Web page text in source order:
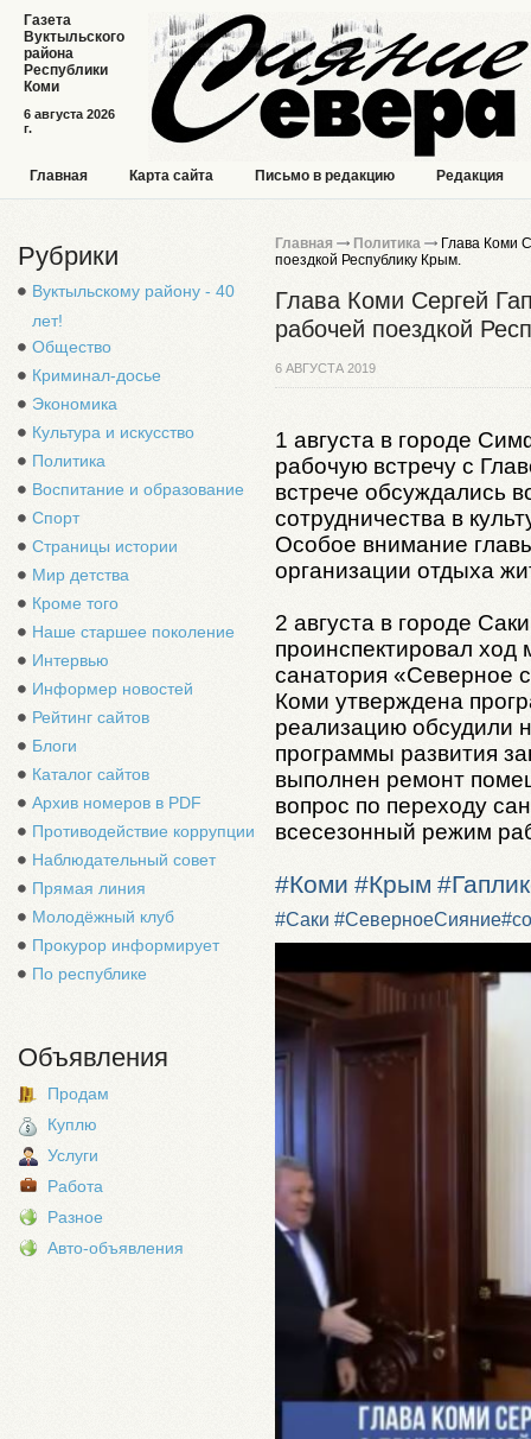
6 августа 2026
г.
Газета
Вуктыльского
района
Республики
Коми
Главная Карта сайта Письмо в редакцию Редакция
Рубрики
Вуктыльскому району - 40
лет!
Общество
Криминал-досье
Экономика
Культура и искусство
Политика
Воспитание и образование
Спорт
Страницы истории
Мир детства
Кроме того
Наше старшее поколение
Интервью
Информер новостей
Рейтинг сайтов
Блоги
Каталог сайтов
Архив номеров в PDF
Противодействие коррупции
Наблюдательный совет
Прямая линия
Молодёжный клуб
Прокурор информирует
По республике
Объявления
Продам
Куплю
Услуги
Работа
Разное
Авто-объявления
Главная Политика
Глава Коми
поездкой Республику Крым.
Глава Коми Сергей
рабочей поездкой
6 АВГУСТА 2019
1 августа в городе
рабочую встречу с
встрече обсуждались
сотрудничества в
Особое внимание
организации отдыха
2 августа в городе
проинспектировал ход
санатория «Северное
Коми утверждена
реализацию обсудили
программы развития
выполнен ремонт
вопрос по переходу
всесезонный режим
#Коми #Крым
#Саки #СеверноеСияние